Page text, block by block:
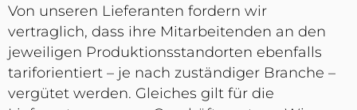
Von unseren Lieferanten fordern wir
vertraglich, dass ihre Mitarbeitenden an den
jeweiligen Produktionsstandorten ebenfalls
tariforientiert – je nach zuständiger Branche –
vergütet werden. Gleiches gilt für die